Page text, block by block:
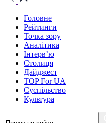
Головне
Рейтинги
Точка зору
Аналітика
Інтерв’ю
Столиця
Дайджест
TOP For UA
Суспiльство
Культура